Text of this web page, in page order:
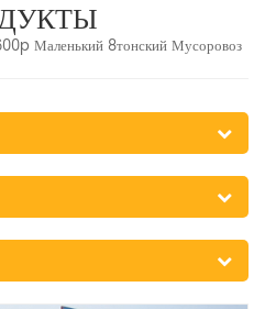
Маленький 8тонский Мусоровоз